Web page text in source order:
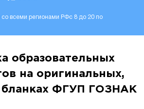
со всеми регионами РФс 8 до 20 по
образовательных
на оригинальных,
бланках ФГУП ГОЗНАК